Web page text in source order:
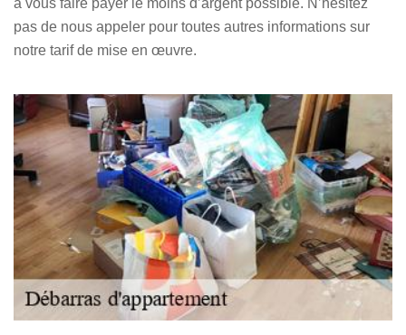
à vous faire payer le moins d’argent possible. N’hésitez
pas de nous appeler pour toutes autres informations sur
notre tarif de mise en œuvre.